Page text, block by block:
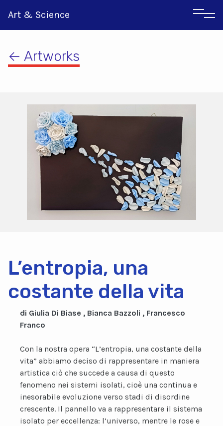
Art & Science
Ιταλικα
← Artworks
L’entropia, una
costante della vita
di Giulia Di Biase , Bianca Bazzoli , Francesco
Franco
Con la nostra opera “L’entropia, una costante della
vita” abbiamo deciso di rappresentare in maniera
artistica ciò che succede a causa di questo
fenomeno nei sistemi isolati, cioè una continua e
inesorabile evoluzione verso stadi di disordine
crescente. Il pannello va a rappresentare il sistema
isolato per eccellenza: l’universo, mentre le rose e